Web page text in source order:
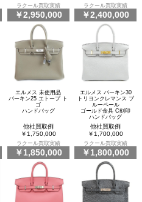
ラクール買取実績
￥2,950,000
ラクール買取実績
￥2,400,000
エルメス 未使用品
バーキン25 エトープ ト
ゴ
ハンドバッグ
他社買取例
￥1,750,000
ラクール買取実績
￥1,850,000
エルメス バーキン30
トリヨンクレマンス ブ
ルーペール
ゴールド金具 C刻印
ハンドバッグ
他社買取例
￥1,700,000
ラクール買取実績
￥1,800,000